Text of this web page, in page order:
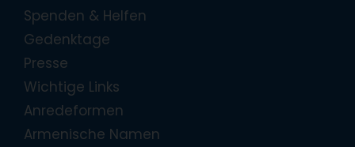
Spenden & Helfen
Gedenktage
Presse
Wichtige Links
Anredeformen
Armenische Namen